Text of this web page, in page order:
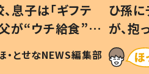
息子は「ギフテ
が“ウチ給食”を
とは #令和の親
・とせなNEWS編集部
ひ孫
が、
「涙が
い」